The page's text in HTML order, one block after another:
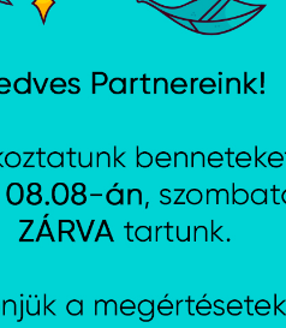
Nyitvatartás
Hétfő:
Kedd:
Csütörtök: